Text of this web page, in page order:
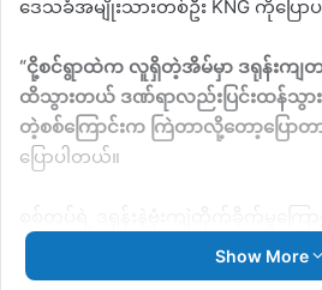
ဒေသခံအမျိုးသားတစ်ဦး KNG ကိုပြော
“ငို့စင်ရွာထဲက လူရှိတဲ့အိမ်မှာ ဒရုန်းကျ
ထိသွားတယ် ဒဏ်ရာလည်းပြင်းထန်သွ
တဲ့စစ်ကြောင်းက ကြဲတာလို့တော့ပြောတ
ပြောပါတယ်။
ခဲ့တဲ့အပြင် ပျဥ်ထောင်အိမ်တစ်လုံးလည်း မီ
သိရပါတယ်။
Show More